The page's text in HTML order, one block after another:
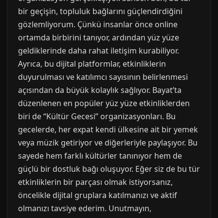
bir geçişin, topluluk bağlarını güçlendirdiğini
gözlemliyorum. Çünkü insanlar önce online
ortamda birbirini tanıyor, ardından yüz yüze
geldiklerinde daha rahat iletişim kurabiliyor.
Ayrıca, bu dijital platformlar, etkinliklerin
duyurulması ve katılımcı sayısının belirlenmesi
açısından da büyük kolaylık sağlıyor. Bayat’ta
düzenlenen en popüler yüz yüze etkinliklerden
biri de “Kültür Gecesi” organizasyonları. Bu
gecelerde, her expat kendi ülkesine ait bir yemek
veya müzik getiriyor ve diğerleriyle paylaşıyor. Bu
sayede hem farklı kültürler tanınıyor hem de
güçlü bir dostluk bağı oluşuyor. Eğer siz de bu tür
etkinliklerin bir parçası olmak istiyorsanız,
öncelikle dijital gruplara katılmanızı ve aktif
olmanızı tavsiye ederim. Unutmayın,